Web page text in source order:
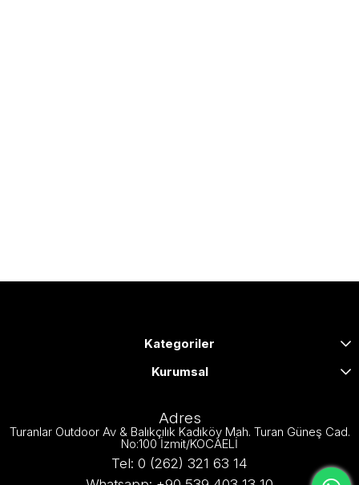
Kategoriler
Kurumsal
Adres
Turanlar Outdoor Av & Balıkçılık Kadıköy Mah. Turan Güneş Cad.
No:100 İzmit/KOCAELİ
Tel: 0 (262) 321 63 14